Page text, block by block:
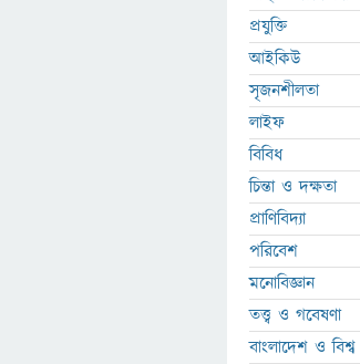
প্রযুক্তি
আইকিউ
সৃজনশীলতা
লাইফ
বিবিধ
চিন্তা ও দক্ষতা
প্রাণিবিদ্যা
পরিবেশ
মনোবিজ্ঞান
তত্ত্ব ও গবেষণা
বাংলাদেশ ও বিশ্ব